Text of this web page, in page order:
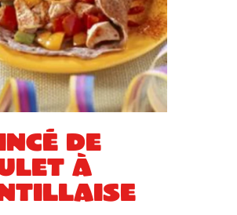
de
à